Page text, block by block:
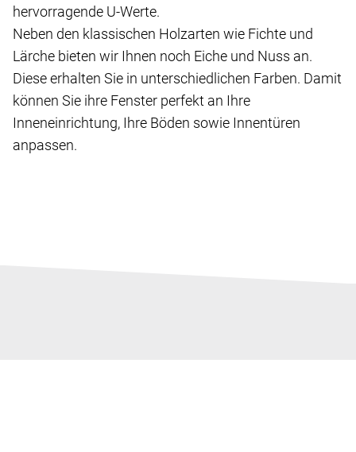
hervorragende U-Werte.
Neben den klassischen Holzarten wie Fichte und
Lärche bieten wir Ihnen noch Eiche und Nuss an.
Diese erhalten Sie in unterschiedlichen Farben. Damit
können Sie ihre Fenster perfekt an Ihre
Inneneinrichtung, Ihre Böden sowie Innentüren
anpassen.